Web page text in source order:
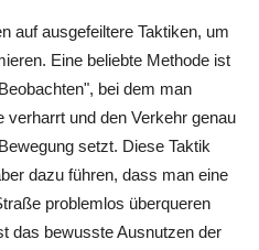
auf ausgefeiltere Taktiken, um
Eine beliebte Methode ist
bei dem man
und den Verkehr genau
setzt. Diese Taktik
dazu führen, dass man eine
problemlos überqueren
das bewusste Ausnutzen der